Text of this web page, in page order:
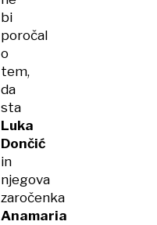
bi
poročal
o
tem,
da
sta
Luka
Dončić
in
njegova
zaročenka
Anamaria